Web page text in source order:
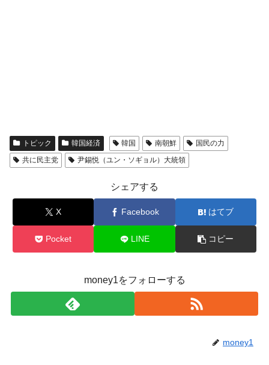
トピック 韓国経済 韓国 南朝鮮
国民の力
共に民主党
尹錫悦（ユン・ソギョル）大統領
シェアする
X Facebook はてブ
Pocket LINE コピー
money1をフォローする
money1